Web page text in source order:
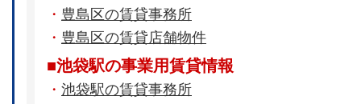
・ 豊島区の賃貸事務所
・ 豊島区の賃貸店舗物件
■池袋駅の事業用賃貸情報
・ 池袋駅の賃貸事務所